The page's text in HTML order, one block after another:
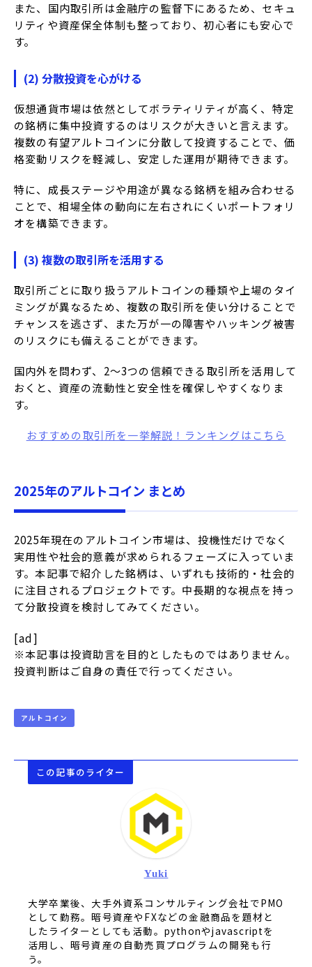
また、国内取引所は金融庁の監督下にあるため、セキュ
リティや資産保全体制も整っており、初心者にも安心で
す。
(2) 分散投資を心がける
仮想通貨市場は依然としてボラティリティが高く、特定
の銘柄に集中投資するのはリスクが大きいと言えます。
複数の有望アルトコインに分散して投資することで、価
格変動リスクを軽減し、安定した運用が期待できます。
特に、成長ステージや用途が異なる銘柄を組み合わせる
ことで、相場全体の動向に左右されにくいポートフォリ
オを構築できます。
(3) 複数の取引所を活用する
取引所ごとに取り扱うアルトコインの種類や上場のタイ
ミングが異なるため、複数の取引所を使い分けることで
チャンスを逃さず、また万が一の障害やハッキング被害
のリスクにも備えることができます。
国内外を問わず、2〜3つの信頼できる取引所を活用して
おくと、資産の流動性と安全性を確保しやすくなりま
す。
おすすめの取引所を一挙解説！ランキングはこちら
2025年のアルトコイン まとめ
2025年現在のアルトコイン市場は、投機性だけでなく
実用性や社会的意義が求められるフェーズに入っていま
す。本記事で紹介した銘柄は、いずれも技術的・社会的
に注目されるプロジェクトです。中長期的な視点を持っ
て分散投資を検討してみてください。
[ad]
※本記事は投資助言を目的としたものではありません。
投資判断はご自身の責任で行ってください。
アルトコイン
この記事のライター
Yuki
大学卒業後、大手外資系コンサルティング会社でPMO
として勤務。暗号資産やFXなどの金融商品を題材と
したライターとしても活動。pythonやjavascriptを
活用し、暗号資産の自動売買プログラムの開発も行
う。